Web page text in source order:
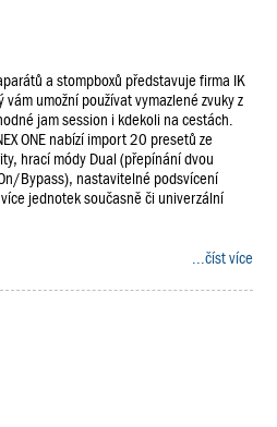
a stompboxů představuje firma IK
vám umožní používat vymazlené zvuky z
jam session i kdekoli na cestách.
ONE nabízí import 20 presetů ze
hrací módy Dual (přepínání dvou
Bypass), nastavitelné podsvícení
jednotek současně či univerzální
...číst více